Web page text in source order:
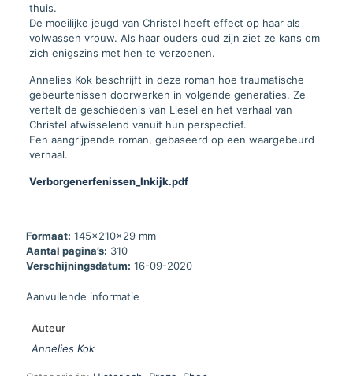
thuis.
De moeilijke jeugd van Christel heeft effect op haar als
volwassen vrouw. Als haar ouders oud zijn ziet ze kans om
zich enigszins met hen te verzoenen.
Annelies Kok beschrijft in deze roman hoe traumatische
gebeurtenissen doorwerken in volgende generaties. Ze
vertelt de geschiedenis van Liesel en het verhaal van
Christel afwisselend vanuit hun perspectief.
Een aangrijpende roman, gebaseerd op een waargebeurd
verhaal.
Verborgenerfenissen_Inkijk.pdf
Formaat: 145x210x29 mm
Aantal pagina’s: 310
Verschijningsdatum: 16-09-2020
Aanvullende informatie
Auteur
Annelies Kok